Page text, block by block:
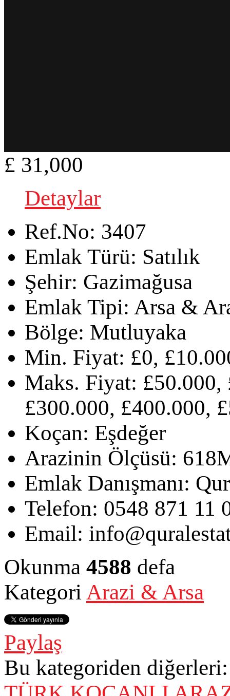
£ 31,000
Detaylar
Ref.No: 3407
Emlak Türü: Satılık
Şehir: Gazimağusa
Emlak Tipi: Arsa &
Bölge: Mutluyaka
Min. Fiyat: £0,
Maks. Fiyat: £50.000,
£300.000, £400.000,
Koçan: Eşdeğer
Arazinin Ölçüsü:
Emlak Danışmanı:
Telefon: 0548 871 11
Email:
Okunma 4588 defa
Kategori Arazi & Arsa
Paylaş
Bu kategoriden diğerleri: